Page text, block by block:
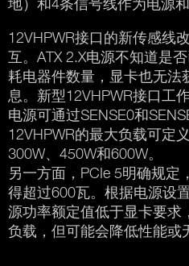
地）和4条信号线作为电源
12VHPWR接口的新传感线
互。ATX 2.X电源不知道是
耗电器件数量，显卡也无法
息。新型12VHPWR接口工
电源可通过SENSE0和
12VHPWR的最大负载可定
300W、450W和600W。
另一方面，PCIe 5明确规定
得超过600瓦。根据电源设
源功率额定值低于显卡要求
负载，但可能会降低性能或